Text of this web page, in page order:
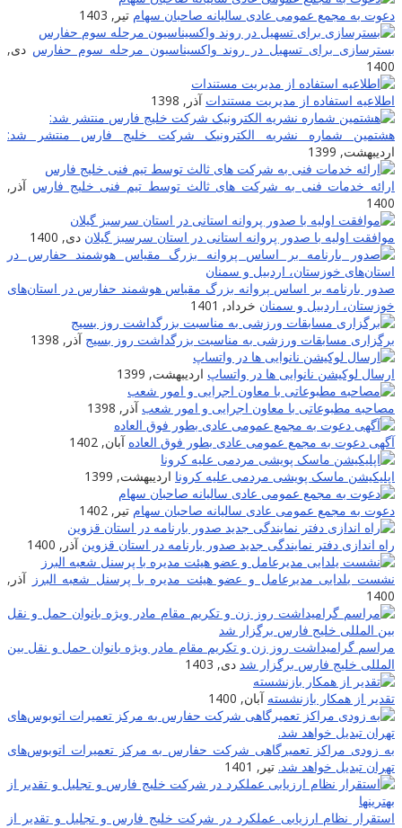
دعوت به مجمع عمومی عادی سالیانه صاحبان سهام تیر, 1403
بسترسازی برای تسهیل در روند واکسیناسیون مرحله سوم حفارس دی,
1400
اطلاعیه استفاده از مدیریت مستندات آذر, 1398
هشتمین شماره نشریه الکترونیک شرکت خلیج فارس منتشر شد:
اردیبهشت, 1399
ارائه خدمات فنی به شرکت های ثالث توسط تیم فنی خلیج فارس آذر,
1400
موافقت اولیه با صدور پروانه استانی در استان سرسبز گیلان دی, 1400
صدور بارنامه بر اساس پروانه بزرگ مقیاس هوشمند حفارس در استان‌های
خوزستان، اردبیل و سمنان خرداد, 1401
برگزاری مسابقات ورزشی به مناسبت بزرگداشت روز بسیج آذر, 1398
ارسال لوکیشن نانوایی ها در واتساپ اردیبهشت, 1399
مصاحبه مطبوعاتی با معاون اجرایی و امور شعب آذر, 1398
آگهی دعوت به مجمع عمومی عادی بطور فوق العاده آبان, 1402
اپلیکیشن ماسک پویشی مردمی علیه کرونا اردیبهشت, 1399
دعوت به مجمع عمومی عادی سالیانه صاحبان سهام تیر, 1402
راه اندازی دفتر نمایندگی جدید صدور بارنامه در استان قزوین آذر, 1400
نشست یلدایی مدیرعامل و عضو هیئت مدیره با پرسنل شعبه البرز آذر,
1400
مراسم گرامیداشت روز زن و تکریم مقام مادر ویژه بانوان حمل و نقل بین
المللی خلیج فارس برگزار شد دی, 1403
تقدیر از همکار بازنشسته آبان, 1400
به زودی مراکز تعمیرگاهی شرکت حفارس به مرکز تعمیرات اتوبوس‌های
تهران تبدیل خواهد شد. تیر, 1401
استقرار نظام ارزیابی عملکرد در شرکت خلیج فارس و تجلیل و تقدیر از